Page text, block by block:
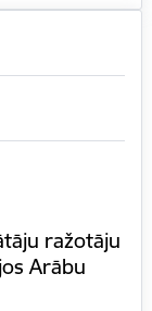
ražotāju
Arābu